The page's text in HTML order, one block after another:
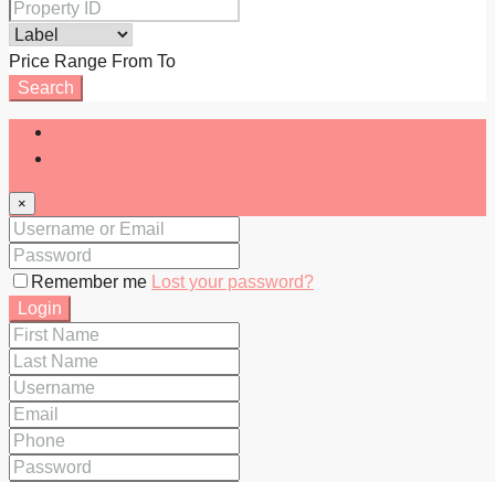
Price Range From To
Search
×
Remember me Lost your password?
Login